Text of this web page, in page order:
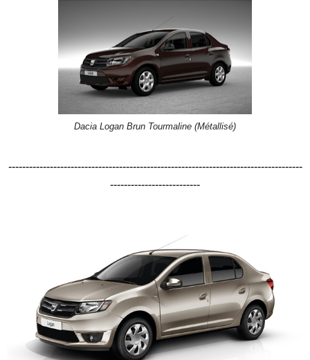
Dacia Logan Brun Tourmaline (Métallisé)
-------------------------------------------------------------------------------------
--------------------------